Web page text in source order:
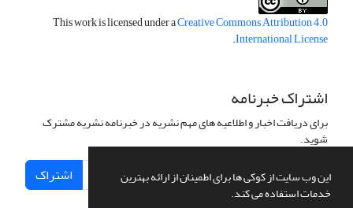
این وب سایت از کوکی ها برای اطمینان از ارائه بهترین
خدمات استفاده می کند.
This work is licensed under aCreative Commons Attribution 4.0
International License
.
اشتراک خبرنامه
برای دریافت اخبار و اطلاعیه های مهم نشریه در خبرنامه نشریه مشترک
شوید.
اشتراک